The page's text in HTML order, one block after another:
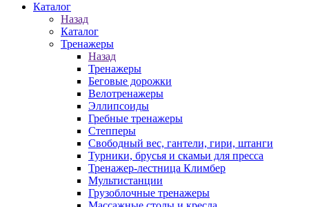
Каталог
Назад
Каталог
Тренажеры
Назад
Тренажеры
Беговые дорожки
Велотренажеры
Эллипсоиды
Гребные тренажеры
Степперы
Свободный вес, гантели, гири, штанги
Турники, брусья и скамьи для пресса
Тренажер-лестница Климбер
Мультистанции
Грузоблочные тренажеры